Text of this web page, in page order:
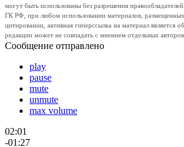
могут быть использованы без разрешения
ГК РФ, при любом использовании материалов,
цитировании, активная гиперссылка на материал является
редакции может не совпадать с мнением отдельных
Сообщение отправлено
play
pause
mute
unmute
max volume
02:01
-01:27